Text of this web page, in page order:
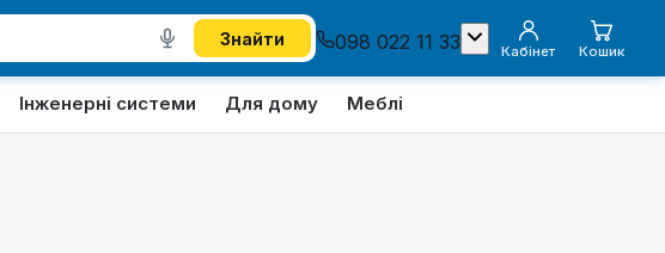
Знайти 098 022 11 33 Кабінет Кошик
Інженерні системи Для дому Меблі